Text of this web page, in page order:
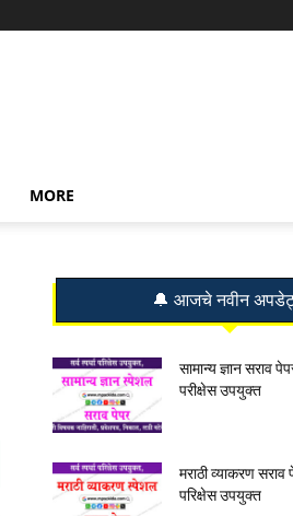
MORE
🔔 आजचे नवीन
सामान्य ज्ञान सराव
परीक्षेस उपयुक्त
मराठी व्याकरण सराव
परिक्षेस उपयुक्त